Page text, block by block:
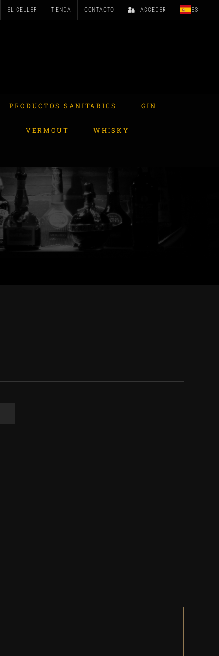
EL CELLER TIENDA CONTACTO ACCEDER ES
PRODUCTOS SANITARIOS GIN
VERMOUT WHISKY